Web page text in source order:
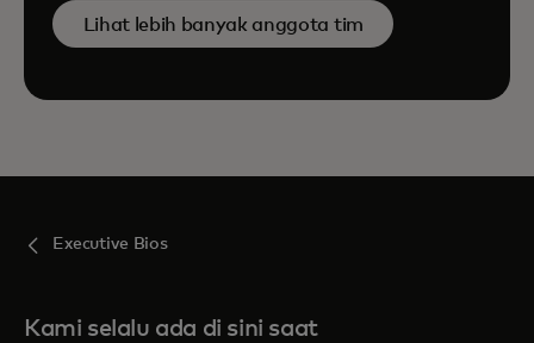
Lihat lebih banyak anggota tim
Executive Bios
Kami selalu ada di sini saat